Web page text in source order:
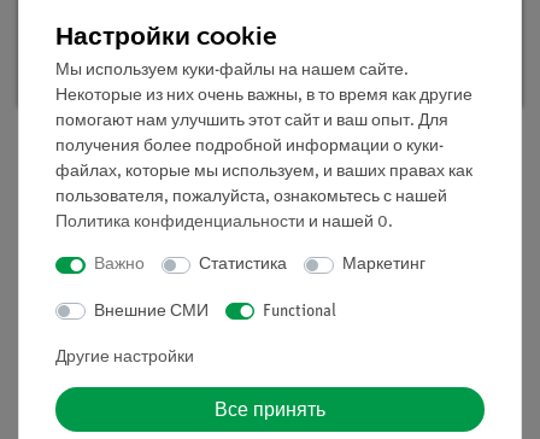
основания", базовый набор
Кат.номер 25302-88D | Тип: Set
Описание
Принцип
Щелочные растворы могут быть получены при
раствора щелочи свидетельствует изменение
проводимости (лампа накаливания загорается или
начинает интенсивнее светиться) и изменение цвета
Настройки cookie
Мы используем куки-файлы на нашем сайте.
Некоторые из них очень важны, в то время как другие
помогают нам улучшить этот сайт и ваш опыт. Для
получения более подробной информации о куки-
файлах, которые мы используем, и ваших правах как
пользователя, пожалуйста, ознакомьтесь с нашей
Политика конфиденциальности и нашей 0.
Важно Статистика Маркетинг
Внешние СМИ Functional
Другие настройки
Все принять